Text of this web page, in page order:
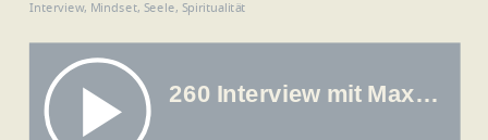
Interview, Mindset, Seele, Spiritualität